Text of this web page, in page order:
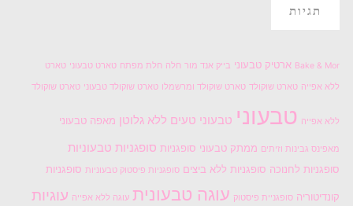
תגיות
Bake & Mor ארטיק טבעוני בייק אנד מור חלה חלת מפתח טארט טבעוני טארט
ללא אפייה טארט שוקולד טארט שוקולד ומרשמלו טארט שוקולד טבעוני טארט שוקולד
ללא אפייה טבעוני טבעוני טעים ללא גלוטן מאפה טבעוני
מאפינס גבינות וזיתים ממתק טבעוני סופגניות סופגניות טבעוניות
סופגניות לחנוכה סופגניות ללא ביצים סופגניות פיסטוק טבעוניות סופגניות
קונדיטוריה סופגניית פיסטוק עוגה טבעונית עוגה ללא אפייה עוגיות